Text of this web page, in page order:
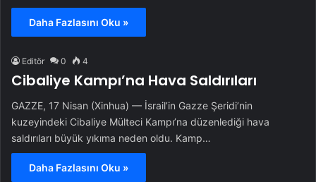
Daha Fazlasını Oku »
Editör 0 4
Cibaliye Kampı’na Hava Saldırıları
GAZZE, 17 Nisan (Xinhua) — İsrail’in Gazze Şeridi’nin
kuzeyindeki Cibaliye Mülteci Kampı’na düzenlediği hava
saldırıları büyük yıkıma neden oldu. Kamp…
Daha Fazlasını Oku »